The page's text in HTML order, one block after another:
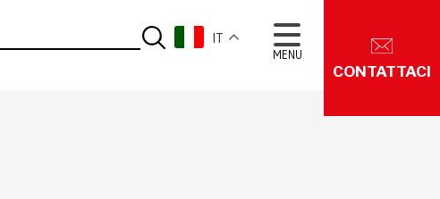
IT
MENU
CONTATTACI